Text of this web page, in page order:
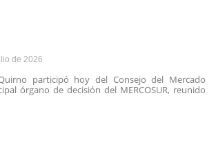
de 2026
participó hoy del Consejo del Mercado
órgano de decisión del MERCOSUR, reunido